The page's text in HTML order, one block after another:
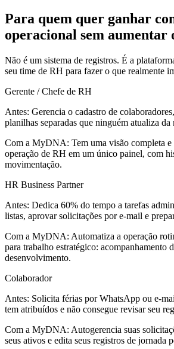
Para quem quer ganhar
operacional sem aumentar
Não é um sistema de registros. É a
seu time de RH para fazer o que realmente
Gerente / Chefe de RH
Antes: Gerencia o cadastro de
planilhas separadas que ninguém atualiza da
Com a MyDNA: Tem uma visão completa e
operação de RH em um único painel, com
movimentação.
HR Business Partner
Antes: Dedica 60% do tempo a tarefas
listas, aprovar solicitações por e-mail e
Com a MyDNA: Automatiza a operação
para trabalho estratégico: acompanhamento
desenvolvimento.
Colaborador
Antes: Solicita férias por WhatsApp ou e-
tem atribuídos e não consegue revisar seu
Com a MyDNA: Autogerencia suas
seus ativos e edita seus registros de jornada